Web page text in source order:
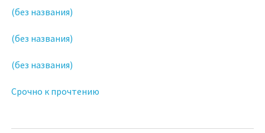
(без названия)
(без названия)
(без названия)
Срочно к прочтению